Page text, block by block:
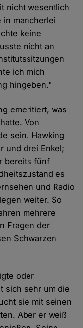
nicht wesentlich
in mancherlei
keine
nicht an
ich mich
hingeben."
emeritiert, was
Von
sein. Hawking
und drei Enkel;
bereits fünf
es
und Radio
weiter. So
mehrere
Fragen der
Schwarzen
oder
sich sehr um die
sie mit seinen
Aber er weiß